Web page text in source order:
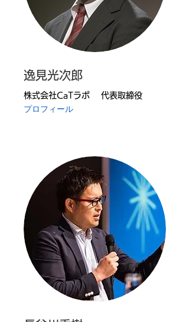
逸見光次郎
株式会社CaTラボ 代表取締役
プロフィール